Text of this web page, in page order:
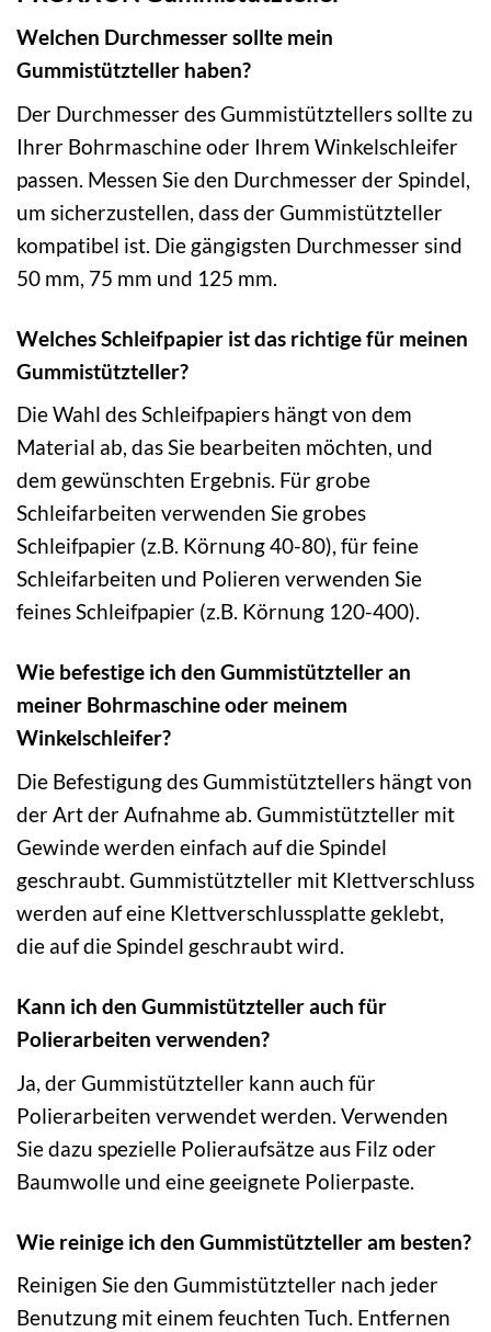
Welchen Durchmesser sollte mein
Gummistützteller haben?
Der Durchmesser des Gummistütztellers sollte zu
Ihrer Bohrmaschine oder Ihrem Winkelschleifer
passen. Messen Sie den Durchmesser der Spindel,
um sicherzustellen, dass der Gummistützteller
kompatibel ist. Die gängigsten Durchmesser sind
50 mm, 75 mm und 125 mm.
Welches Schleifpapier ist das richtige für meinen
Gummistützteller?
Die Wahl des Schleifpapiers hängt von dem
Material ab, das Sie bearbeiten möchten, und
dem gewünschten Ergebnis. Für grobe
Schleifarbeiten verwenden Sie grobes
Schleifpapier (z.B. Körnung 40-80), für feine
Schleifarbeiten und Polieren verwenden Sie
feines Schleifpapier (z.B. Körnung 120-400).
Wie befestige ich den Gummistützteller an
meiner Bohrmaschine oder meinem
Winkelschleifer?
Die Befestigung des Gummistütztellers hängt von
der Art der Aufnahme ab. Gummistützteller mit
Gewinde werden einfach auf die Spindel
geschraubt. Gummistützteller mit Klettverschluss
werden auf eine Klettverschlussplatte geklebt,
die auf die Spindel geschraubt wird.
Kann ich den Gummistützteller auch für
Polierarbeiten verwenden?
Ja, der Gummistützteller kann auch für
Polierarbeiten verwendet werden. Verwenden
Sie dazu spezielle Polieraufsätze aus Filz oder
Baumwolle und eine geeignete Polierpaste.
Wie reinige ich den Gummistützteller am besten?
Reinigen Sie den Gummistützteller nach jeder
Benutzung mit einem feuchten Tuch. Entfernen